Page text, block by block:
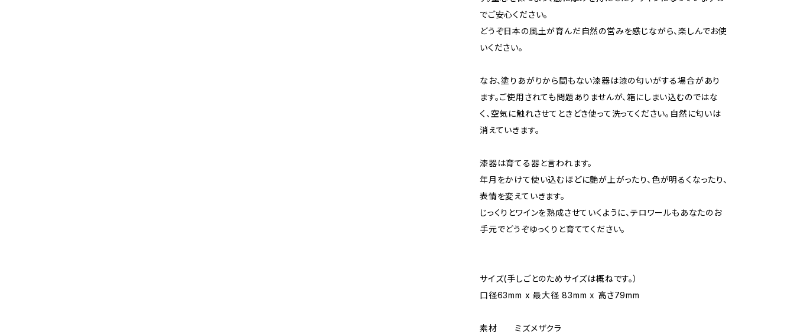
でご安心ください。
どうぞ日本の風土が育んだ自然の営みを感じながら、楽しんでお使
いください。
なお、塗りあがりから間もない漆器は漆の匂いがする場合があり
ます。ご使用されても問題ありませんが、箱にしまい込むのではな
く、空気に触れさせてときどき使って洗ってください。自然に匂いは
消えていきます。
漆器は育てる器と言われます。
年月をかけて使い込むほどに艶が上がったり、色が明るくなったり、
表情を変えていきます。
じっくりとワインを熟成させていくように、テロワールもあなたのお
手元でどうぞゆっくりと育ててください。
サイズ(手しごとのためサイズは概ねです。）
口径63mm x 最大径 83mm x 高さ79mm
素材 ミズメザクラ